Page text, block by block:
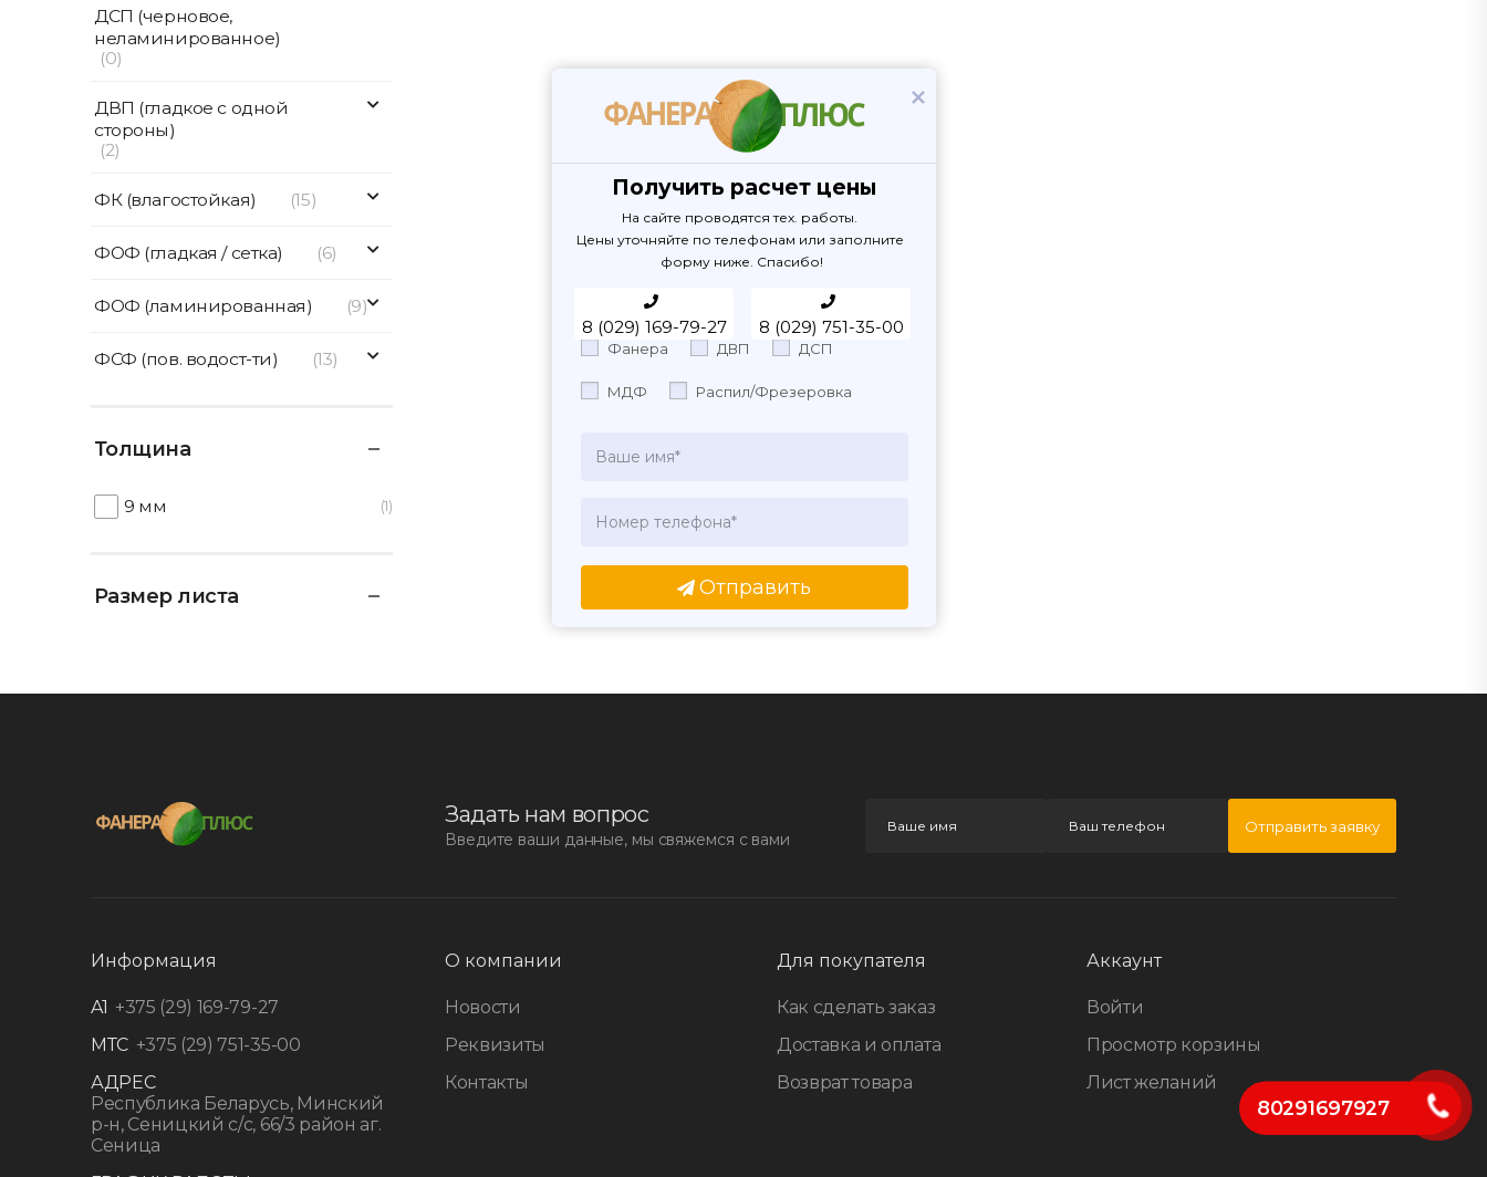
ДСП (черновое,
неламинированное)
(0)
ДВП (гладкое с одной
стороны)
(2)
ФК (влагостойкая) (15)
ФОФ (гладкая / сетка) (6)
ФОФ (ламинированная) (9)
ФСФ (пов. водост-ти) (13)
Толщина
9 мм 1
Размер листа
Задать нам вопрос
Введите ваши данные, мы свяжемся с вами
Отправить заявку
Информация
A1 +375 (29) 169-79-27
МТС +375 (29) 751-35-00
АДРЕС
Республика Беларусь, Минский
р-н, Сеницкий с/с, 66/3 район аг.
Сеница
О компании
Новости
Реквизиты
Контакты
Для покупателя
Как сделать заказ
Доставка и оплата
Возврат товара
Аккаунт
Войти
Просмотр корзины
Лист желаний
Получить расчет цены
Фанера ДВП ДСП
МДФ Распил/Фрезеровка
Отправить
На сайте проводятся тех. работы.
Цены уточняйте по телефонам или заполните
форму ниже. Спасибо!
8 (029) 169-79-27 8 (029) 751-35-00
80291697927